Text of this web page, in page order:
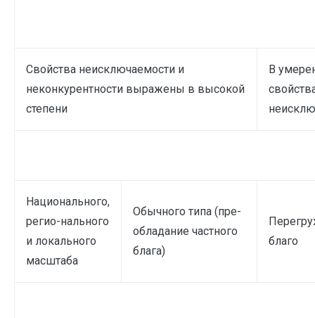
Свойства неисключаемости и
неконкурентности выражены в высокой
степени
В
Национального,
регио-нального
и локального
масштаба
Обычного типа (пре-
обладание частного
блага)
благо